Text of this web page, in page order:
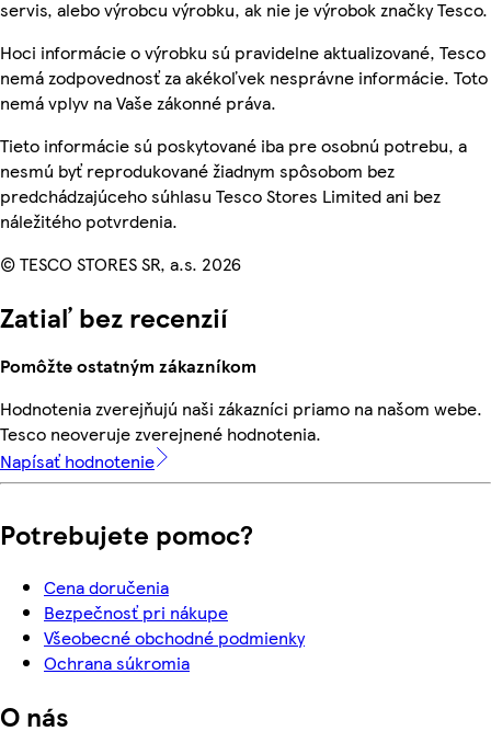
servis, alebo výrobcu výrobku, ak nie je výrobok značky Tesco.
Hoci informácie o výrobku sú pravidelne aktualizované, Tesco
nemá zodpovednosť za akékoľvek nesprávne informácie. Toto
nemá vplyv na Vaše zákonné práva.
Tieto informácie sú poskytované iba pre osobnú potrebu, a
nesmú byť reprodukované žiadnym spôsobom bez
predchádzajúceho súhlasu Tesco Stores Limited ani bez
náležitého potvrdenia.
© TESCO STORES SR, a.s. 2026
Zatiaľ bez recenzií
Pomôžte ostatným zákazníkom
Hodnotenia zverejňujú naši zákazníci priamo na našom webe.
Tesco neoveruje zverejnené hodnotenia.
Napísať hodnotenie
Potrebujete pomoc?
Cena doručenia
Bezpečnosť pri nákupe
Všeobecné obchodné podmienky
Ochrana súkromia
O nás